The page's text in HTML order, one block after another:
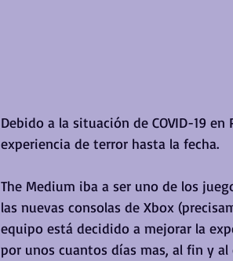
Debido a la situación de COVID-19
experiencia de terror hasta la fecha.
The Medium iba a ser uno de los
las nuevas consolas de Xbox
equipo está decidido a mejorar la
por unos cuantos días mas, al fin y